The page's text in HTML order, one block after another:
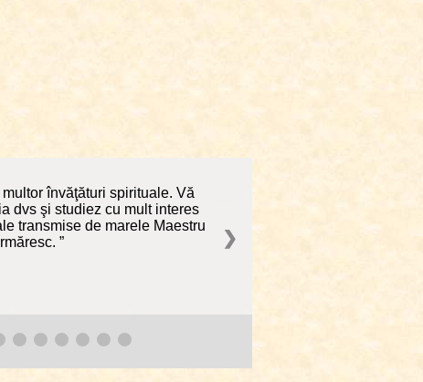
învăţături spirituale. Vă
dvs şi studiez cu mult interes
transmise de marele Maestru
❯